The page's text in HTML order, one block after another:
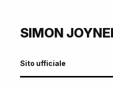
SIMON
Sito ufficiale